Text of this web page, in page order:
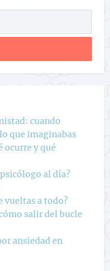
cuando
que imaginabas
ocurre y qué
al día?
vueltas a todo?
salir del bucle
ansiedad en